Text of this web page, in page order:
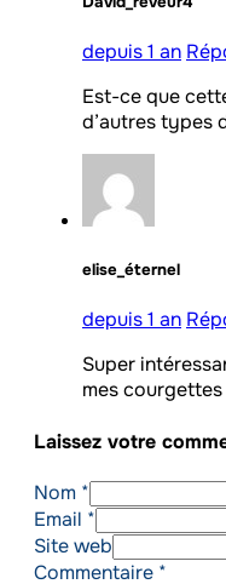
depuis 1 an
Est-ce que
d’autres types
elise_éternel
depuis 1 an
Super
mes courgettes
Laissez votre
Nom *
Email *
Site web
Commentaire *